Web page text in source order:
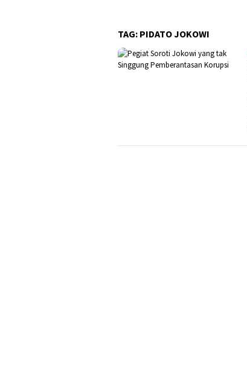
TAG: PIDATO JOKOWI